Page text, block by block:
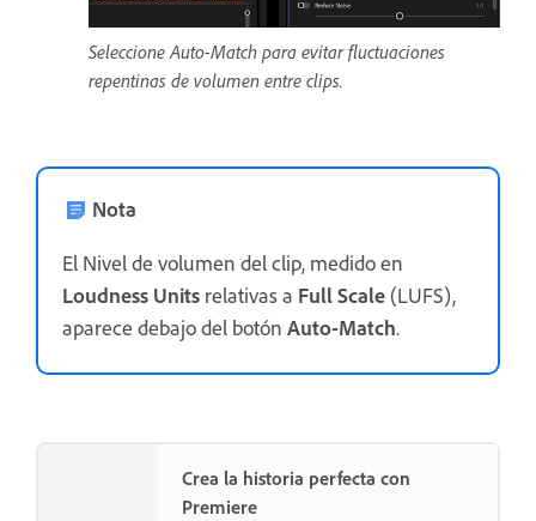
Seleccione Auto-Match para evitar fluctuaciones
repentinas de volumen entre clips.
Nota
El Nivel de volumen del clip, medido en
Loudness Units relativas a Full Scale (LUFS),
aparece debajo del botón Auto-Match.
Crea la historia perfecta con
Premiere